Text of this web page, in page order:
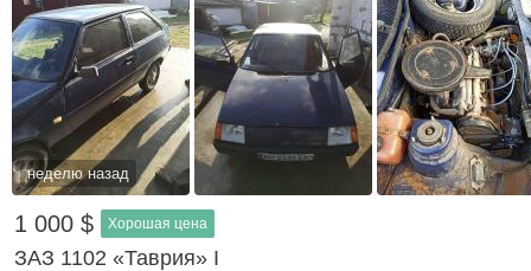
неделю назад
1 000 $ Хорошая цена
ЗАЗ 1102 «Таврия» I